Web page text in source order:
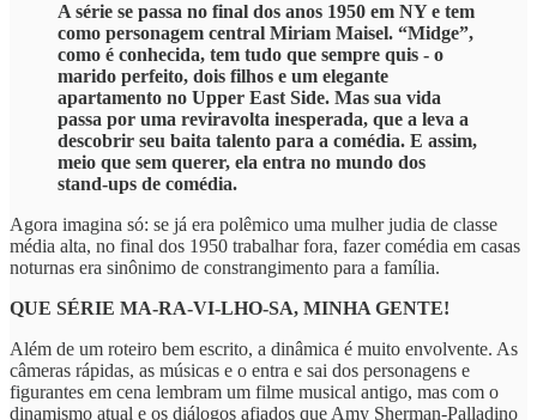
A série se passa no final dos anos 1950 em NY e tem
como personagem central Miriam Maisel. “Midge”,
como é conhecida, tem tudo que sempre quis - o
marido perfeito, dois filhos e um elegante
apartamento no Upper East Side. Mas sua vida
passa por uma reviravolta inesperada, que a leva a
descobrir seu baita talento para a comédia. E assim,
meio que sem querer, ela entra no mundo dos
stand-ups de comédia.
Agora imagina só: se já era polêmico uma mulher judia de classe
média alta, no final dos 1950 trabalhar fora, fazer comédia em casas
noturnas era sinônimo de constrangimento para a família.
QUE SÉRIE MA-RA-VI-LHO-SA, MINHA GENTE!
Além de um roteiro bem escrito, a dinâmica é muito envolvente. As
câmeras rápidas, as músicas e o entra e sai dos personagens e
figurantes em cena lembram um filme musical antigo, mas com o
dinamismo atual e os diálogos afiados que Amy Sherman-Palladino